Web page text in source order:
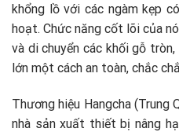
khổng lồ với các ngàm kẹp
hoạt. Chức năng cốt lõi của
và di chuyển các khối gỗ
lớn một cách an toàn, chắc
Thương hiệu Hangcha (Trung
nhà sản xuất thiết bị nâng